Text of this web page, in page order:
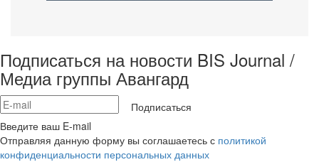
Подписаться на новости BIS Journal /
Медиа группы Авангард
Подписаться
Введите ваш E-mail
Отправляя данную форму вы соглашаетесь с политикой
конфиденциальности персональных данных